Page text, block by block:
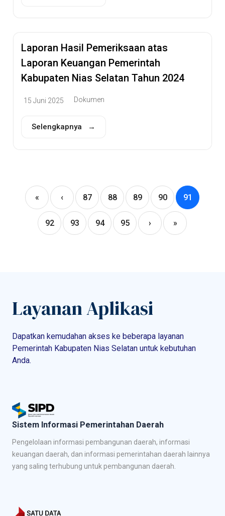
Laporan Hasil Pemeriksaan atas
Laporan Keuangan Pemerintah
Kabupaten Nias Selatan Tahun 2024
15 Juni 2025 Dokumen
Selengkapnya →
« ‹ 87 88 89 90 91
92 93 94 95 › »
Layanan Aplikasi
Dapatkan kemudahan akses ke beberapa layanan
Pemerintah Kabupaten Nias Selatan untuk kebutuhan
Anda.
Sistem Informasi Pemerintahan Daerah
Pengelolaan informasi pembangunan daerah, informasi
keuangan daerah, dan informasi pemerintahan daerah lainnya
yang saling terhubung untuk pembangunan daerah.